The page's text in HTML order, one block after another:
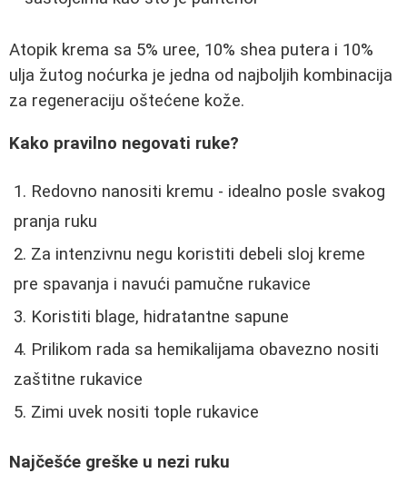
Atopik krema sa 5% uree, 10% shea putera i 10%
ulja žutog noćurka je jedna od najboljih kombinacija
za regeneraciju oštećene kože.
Kako pravilno negovati ruke?
Redovno nanositi kremu - idealno posle svakog
pranja ruku
Za intenzivnu negu koristiti debeli sloj kreme
pre spavanja i navući pamučne rukavice
Koristiti blage, hidratantne sapune
Prilikom rada sa hemikalijama obavezno nositi
zaštitne rukavice
Zimi uvek nositi tople rukavice
Najčešće greške u nezi ruku